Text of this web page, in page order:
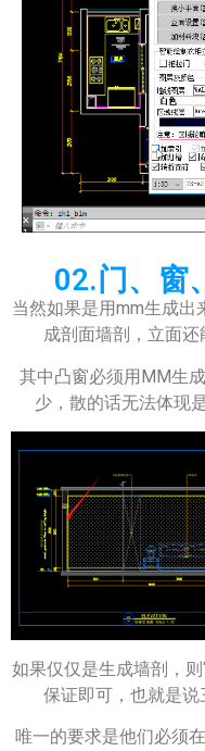
02.门、窗
当然如果是用mm生成出
成剖面墙剖，立面
其中凸窗必须用MM生
少，散的话无法体现
如果仅仅是生成墙剖，
保证即可，也就是
唯一的要求是他们必须